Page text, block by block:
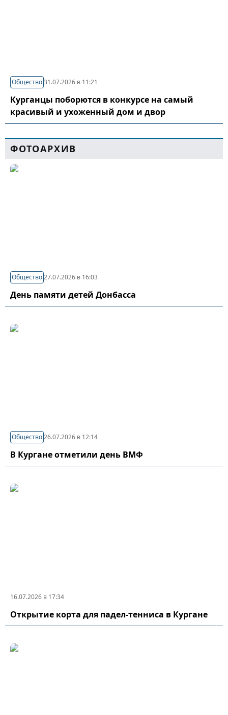
Общество31.07.2026 в 11:21
Курганцы поборются в конкурсе на самый
красивый и ухоженный дом и двор
ФОТОАРХИВ
Общество27.07.2026 в 16:03
День памяти детей Донбасса
Общество26.07.2026 в 12:14
В Кургане отметили день ВМФ
16.07.2026 в 17:34
Открытие корта для падел-тенниса в Кургане